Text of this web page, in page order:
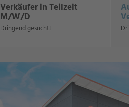
Verkäufer in Teilzeit
M/W/D
Dringend gesucht!